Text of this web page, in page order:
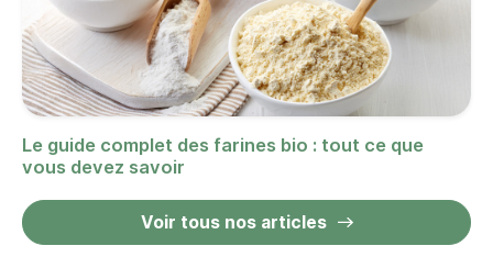
Le guide complet des farines bio : tout ce que
vous devez savoir
Voir tous nos articles